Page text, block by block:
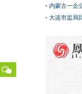
内蒙古一企
大连市监局